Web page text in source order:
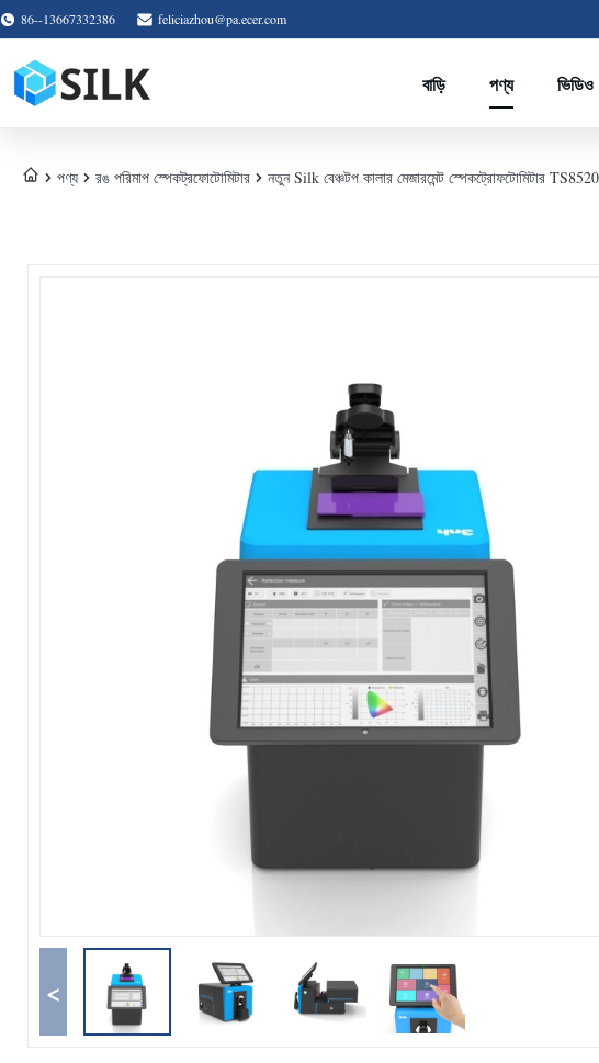
86--13667332386 feliciazhou@pa.ecer.com
বাড়ি পণ্য ভিডিও
পণ্য রঙ পরিমাপ স্পেকট্রফোটোমিটার নতুন Silk বেঞ্চটপ কালার মেজারমেন্ট স্পেকট্রোফটোমিটার TS8520
<